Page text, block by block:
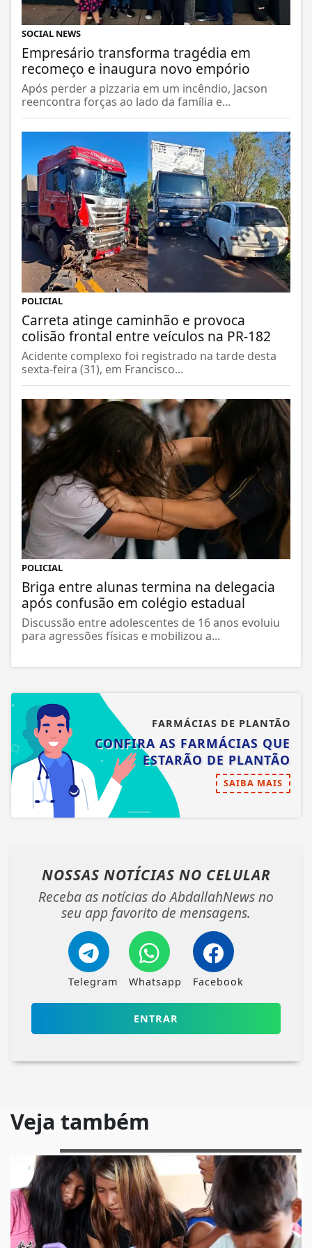
SOCIAL NEWS
Empresário transforma tragédia em
recomeço e inaugura novo empório
Após perder a pizzaria em um incêndio, Jacson
reencontra forças ao lado da família e...
POLICIAL
Carreta atinge caminhão e provoca
colisão frontal entre veículos na PR-182
Acidente complexo foi registrado na tarde desta
sexta-feira (31), em Francisco...
POLICIAL
Briga entre alunas termina na delegacia
após confusão em colégio estadual
Discussão entre adolescentes de 16 anos evoluiu
para agressões físicas e mobilizou a...
FARMÁCIAS DE PLANTÃO
CONFIRA AS FARMÁCIAS QUE
ESTARÃO DE PLANTÃO
SAIBA MAIS
NOSSAS NOTÍCIAS NO CELULAR
Receba as notícias do AbdallahNews no
seu app favorito de mensagens.
Telegram Whatsapp Facebook
ENTRAR
Veja também